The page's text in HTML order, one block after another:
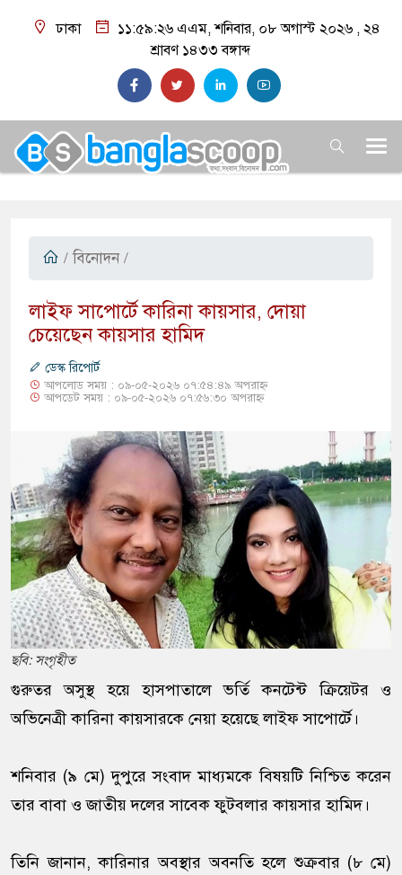
ঢাকা ১১:৫৯:২৭ এএম, শনিবার, ০৮ অগাস্ট ২০২৬ , ২৪
শ্রাবণ ১৪৩৩ বঙ্গাব্দ
/ বিনোদন /
​লাইফ সাপোর্টে কারিনা কায়সার, দোয়া
চেয়েছেন কায়সার হামিদ
ডেস্ক রিপোর্ট
আপলোড সময় : ০৯-০৫-২০২৬ ০৭:৫৪:৪৯ অপরাহ্ন
আপডেট সময় : ০৯-০৫-২০২৬ ০৭:৫৬:৩০ অপরাহ্ন
ছবি: সংগৃহীত
গুরুতর অসুস্থ হয়ে হাসপাতালে ভর্তি কনটেন্ট ক্রিয়েটর ও
অভিনেত্রী কারিনা কায়সারকে নেয়া হয়েছে লাইফ সাপোর্টে।
শনিবার (৯ মে) দুপুরে সংবাদ মাধ্যমকে বিষয়টি নিশ্চিত করেন
তার বাবা ও জাতীয় দলের সাবেক ফুটবলার কায়সার হামিদ।
তিনি জানান, কারিনার অবস্থার অবনতি হলে শুক্রবার (৮ মে)